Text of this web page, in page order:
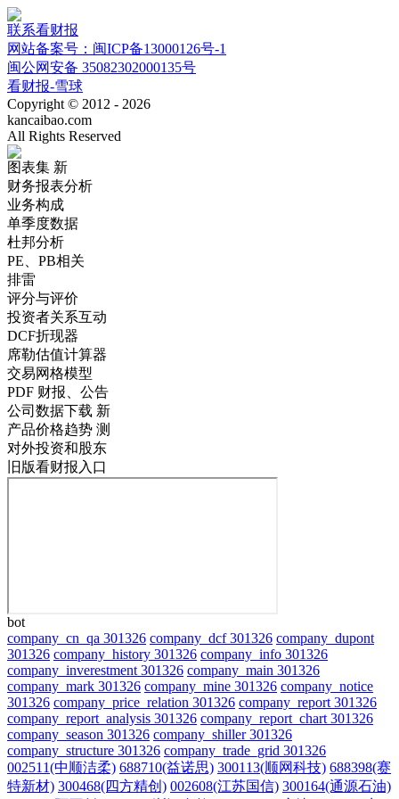
联系看财报
网站备案号：闽ICP备13000126号-1
闽公网安备 35082302000135号
看财报-雪球
Copyright © 2012 - 2026
kancaibao.com
All Rights Reserved
图表集 新
财务报表分析
业务构成
单季度数据
杜邦分析
PE、PB相关
排雷
评分与评价
投资者关系互动
DCF折现器
席勒估值计算器
交易网格模型
PDF 财报、公告
公司数据下载 新
产品价格趋势 测
对外投资和股东
旧版看财报入口
bot
company_cn_qa 301326 company_dcf 301326 company_dupont
301326 company_history 301326 company_info 301326
company_inverestment 301326 company_main 301326
company_mark 301326 company_mine 301326 company_notice
301326 company_price_relation 301326 company_report 301326
company_report_analysis 301326 company_report_chart 301326
company_season 301326 company_shiller 301326
company_structure 301326 company_trade_grid 301326
002511(中顺洁柔) 688710(益诺思) 300113(顺网科技) 688398(赛
特新材) 300468(四方精创) 002608(江苏国信) 300164(通源石油)